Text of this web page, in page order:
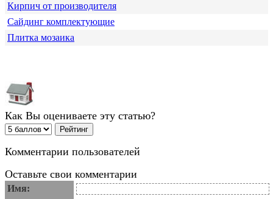
Кирпич от производителя
Сайдинг комплектующие
Плитка мозаика
Как Вы оцениваете эту статью?
Комментарии пользователей
Оставьте свои комментарии
Имя: